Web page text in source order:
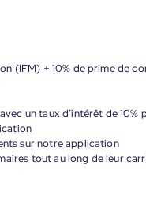
(IFM) + 10% de prime de
un taux d’intérêt de 10%
sur notre application
tout au long de leur